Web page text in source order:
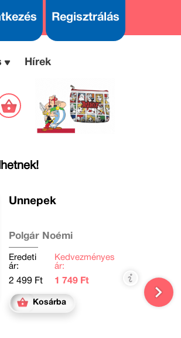
Regisztrálás
Hírek
Ünnepek
Polgár Noémi
Eredeti
ár:
2 499 Ft
Kedvezményes
ár:
1 749 Ft
Kosárba